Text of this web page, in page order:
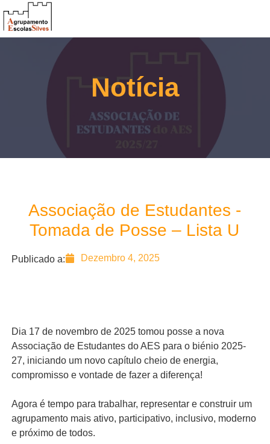
Notícia
Associação de Estudantes -
Tomada de Posse – Lista U
Publicado a: Dezembro 4, 2025
Dia 17 de novembro de 2025 tomou posse a nova
Associação de Estudantes do AES para o biénio 2025-
27, iniciando um novo capítulo cheio de energia,
compromisso e vontade de fazer a diferença!
Agora é tempo para trabalhar, representar e construir um
agrupamento mais ativo, participativo, inclusivo, moderno
e próximo de todos.